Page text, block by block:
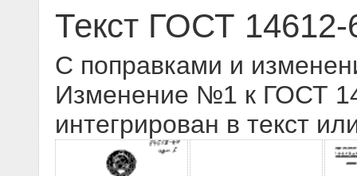
Текст ГОСТ 14612-
С поправками и
Изменение №1 к ГОСТ
интегрирован в текст